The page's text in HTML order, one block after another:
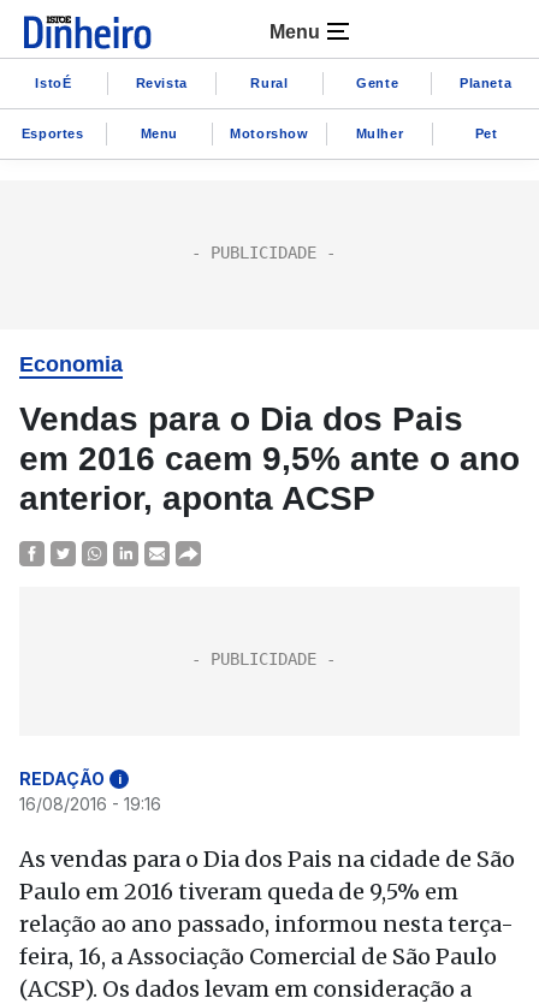
Menu
IstoÉ Revista Rural Gente Planeta
Esportes Menu Motorshow Mulher Pet
Economia
Vendas para o Dia dos Pais
em 2016 caem 9,5% ante o ano
anterior, aponta ACSP
REDAÇÃO i
16/08/2016 - 19:16
As vendas para o Dia dos Pais na cidade de São
Paulo em 2016 tiveram queda de 9,5% em
relação ao ano passado, informou nesta terça-
feira, 16, a Associação Comercial de São Paulo
(ACSP). Os dados levam em consideração a